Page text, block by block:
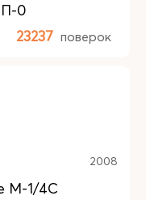
0
23237 поверок
2008
М-1/4С